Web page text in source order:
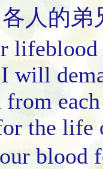
人的弟
will
the
blood